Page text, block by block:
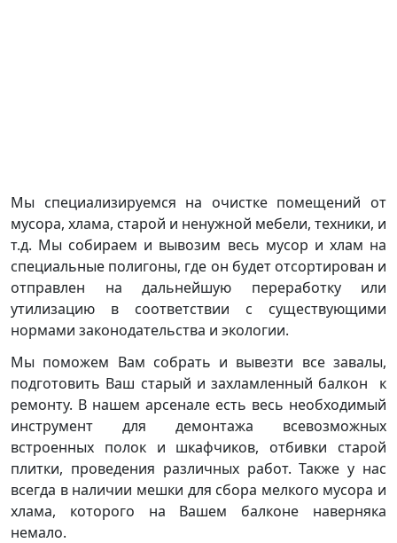
Мы специализируемся на очистке помещений от
мусора, хлама, старой и ненужной мебели, техники, и
т.д. Мы собираем и вывозим весь мусор и хлам на
специальные полигоны, где он будет отсортирован и
отправлен на дальнейшую переработку или
утилизацию в соответствии с существующими
нормами законодательства и экологии.
Мы поможем Вам собрать и вывезти все завалы,
подготовить Ваш старый и захламленный балкон к
ремонту. В нашем арсенале есть весь необходимый
инструмент для демонтажа всевозможных
встроенных полок и шкафчиков, отбивки старой
плитки, проведения различных работ. Также у нас
всегда в наличии мешки для сбора мелкого мусора и
хлама, которого на Вашем балконе наверняка
немало.